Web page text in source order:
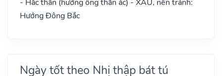
- Hắc thần (hướng ông thần ác) - XẤU, nên tránh:
Hướng Đông Bắc
Ngày tốt theo Nhị thập bát tú